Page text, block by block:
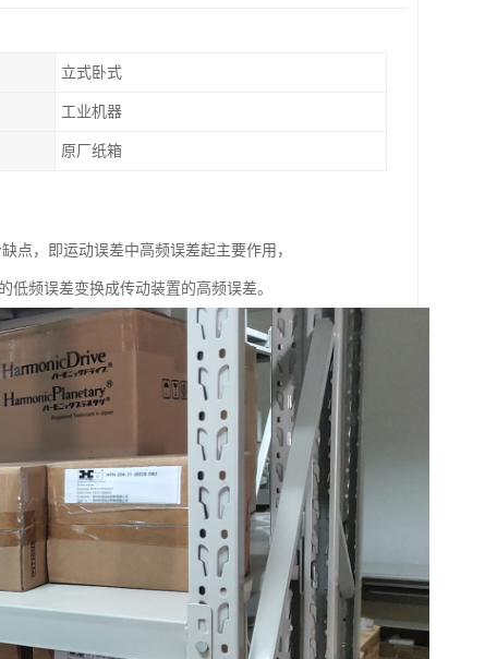
立式卧式
工业机器
原厂纸箱
点，即运动误差中高频误差起主要作用，
频误差变换成传动装置的高频误差。